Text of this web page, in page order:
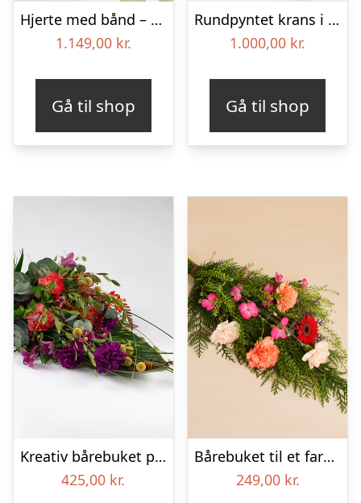
Hjerte med bånd – Floristens kreative valg
1.149,00 kr.
Gå til shop
Rundpyntet krans i lyse farver – Blomster til begravelse
1.000,00 kr.
Gå til shop
Kreativ bårebuket på stort blad – Blomster til begravelse
425,00 kr.
Bårebuket til et farverigt minde
249,00 kr.